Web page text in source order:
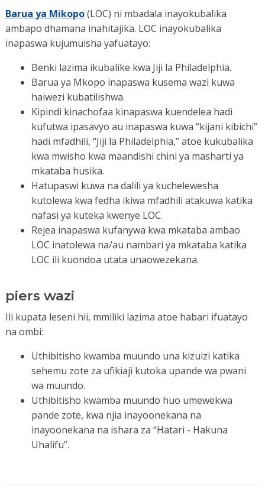
Barua ya Mikopo(LOC) ni mbadala inayokubalika
ambapo dhamana inahitajika. LOC inayokubalika
inapaswa kujumuisha yafuatayo:
Benki lazima ikubalike kwa Jiji la Philadelphia.
Barua ya Mkopo inapaswa kusema wazi kuwa
haiwezi kubatilishwa.
Kipindi kinachofaa kinapaswa kuendelea hadi
kufutwa ipasavyo au inapaswa kuwa “kijani kibichi”
hadi mfadhili, “Jiji la Philadelphia,” atoe kukubalika
kwa mwisho kwa maandishi chini ya masharti ya
mkataba husika.
Hatupaswi kuwa na dalili ya kuchelewesha
kutolewa kwa fedha ikiwa mfadhili atakuwa katika
nafasi ya kuteka kwenye LOC.
Rejea inapaswa kufanywa kwa mkataba ambao
LOC inatolewa na/au nambari ya mkataba katika
LOC ili kuondoa utata unaowezekana.
piers wazi
Ili kupata leseni hii, mmiliki lazima atoe habari ifuatayo
na ombi:
Uthibitisho kwamba muundo una kizuizi katika
sehemu zote za ufikiaji kutoka upande wa pwani
wa muundo.
Uthibitisho kwamba muundo huo umewekwa
pande zote, kwa njia inayoonekana na
inayoonekana na ishara za “Hatari - Hakuna
Uhalifu”.